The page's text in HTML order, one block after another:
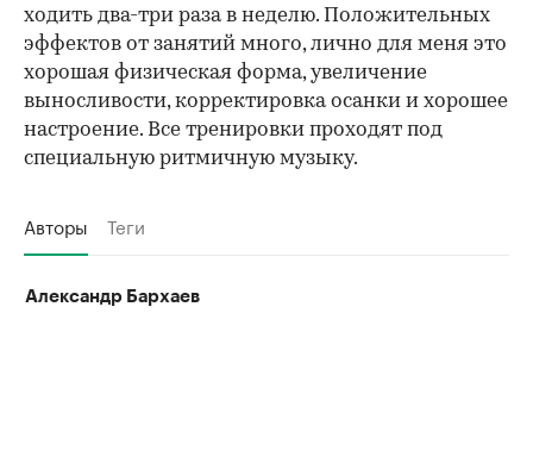
ходить два-три раза в неделю. Положительных
эффектов от занятий много, лично для меня это
хорошая физическая форма, увеличение
выносливости, корректировка осанки и хорошее
настроение. Все тренировки проходят под
специальную ритмичную музыку.
Авторы Теги
Александр Бархаев